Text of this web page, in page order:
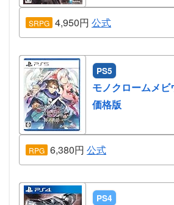
SRPG 4,950円 公式
PS5
モノクロームメ
価格版
RPG 6,380円 公式
PS4